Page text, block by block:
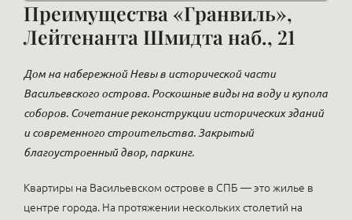
Преимущества «Гранвиль»,
Лейтенанта Шмидта наб., 21
Дом на набережной Невы в исторической части
Васильевского острова. Роскошные виды на воду и купола
соборов. Сочетание реконструкции исторических зданий
и современного строительства. Закрытый
благоустроенный двор, паркинг.
Квартиры на Васильевском острове в СПБ — это жилье в
центре города. На протяжении нескольких столетий на